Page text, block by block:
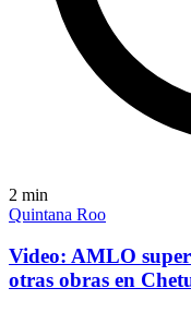
2 min
Quintana Roo
Video: AMLO
otras obras en